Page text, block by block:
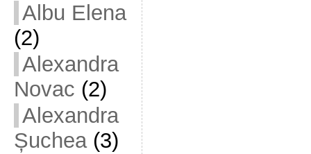
Albu Elena
(2)
Alexandra
Novac (2)
Alexandra
Șuchea(3)